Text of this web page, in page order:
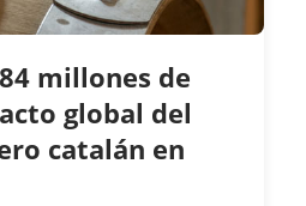
millones de
global del
catalán en